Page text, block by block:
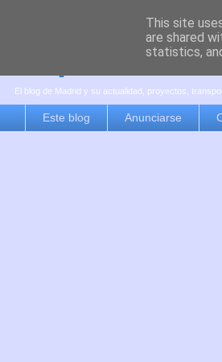
es por
El blog de Madrid y su actualidad, proyectos,
Este blog Anunciarse
This site
are shared
statistics,